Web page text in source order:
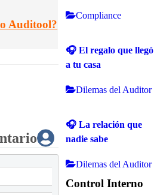
Auditool?
para administrar el inventario
Modelo de indicadores desde la
Compliance
🎧 El regalo que llegó
a tu casa
Dilemas del Auditor
🎧 La relación que
nadie sabe
Dilemas del Auditor
Control Interno